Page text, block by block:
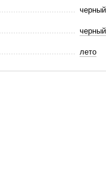
черный
черный
лето